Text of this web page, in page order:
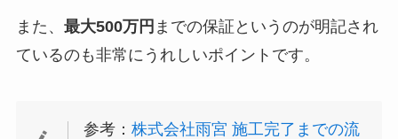
また、 最大500万円 までの保証というのが明記され
ているのも非常にうれしいポイントです。
参考：株式会社雨宮 施工完了までの流